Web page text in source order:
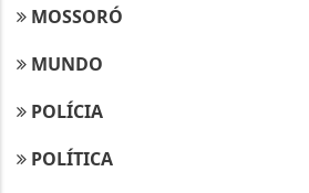
MOSSORÓ
MUNDO
POLÍCIA
POLÍTICA